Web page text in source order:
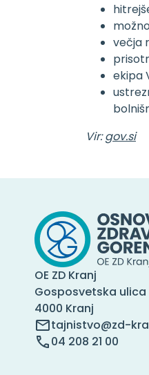
večja
ekipa
Vir:gov.si
OE ZD Kranj
Gosposvetska ulica
4000 Kranj
tajnistvo@zd-
04 208 21 00